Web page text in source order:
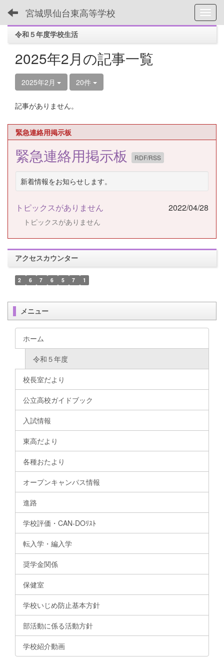
宮城県仙台東高等学校
令和５年度学校生活
2025年2月の記事一覧
2025年2月 20件
記事がありません。
緊急連絡用掲示板
緊急連絡用掲示板 RDF/RSS
新着情報をお知らせします。
トピックスがありません 2022/04/28
トピックスがありません
アクセスカウンター
2 6 7 6 5 7 1
メニュー
ホーム
令和５年度
校長室だより
公立高校ガイドブック
入試情報
東高だより
各種おたより
オープンキャンパス情報
進路
学校評価・CAN-DOﾘｽﾄ
転入学・編入学
奨学金関係
保健室
学校いじめ防止基本方針
部活動に係る活動方針
学校紹介動画